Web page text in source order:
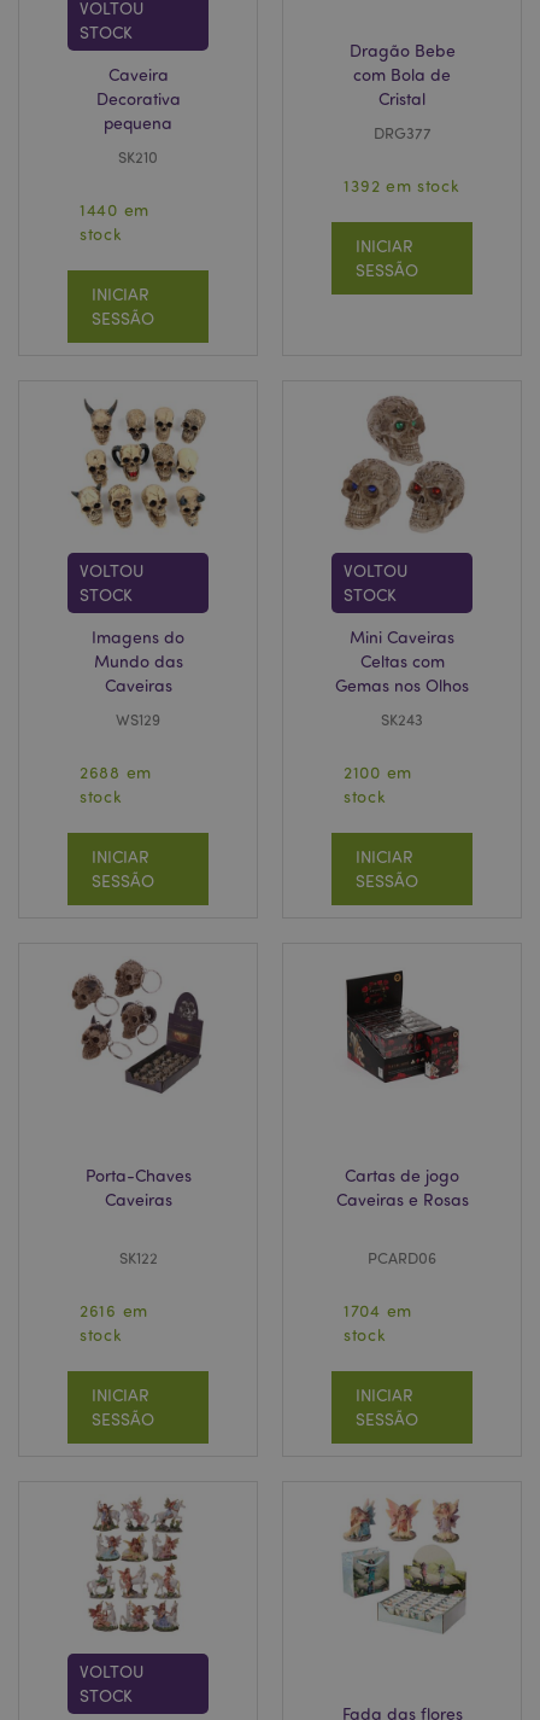
VOLTOU
STOCK
Caveira
Decorativa
pequena
SK210
1440 em
stock
INICIAR
SESSÃO
Dragão Bebe
com Bola de
Cristal
DRG377
1392 em stock
INICIAR
SESSÃO
VOLTOU
STOCK
Imagens do
Mundo das
Caveiras
WS129
2688 em
stock
INICIAR
SESSÃO
VOLTOU
STOCK
Mini Caveiras
Celtas com
Gemas nos Olhos
SK243
2100 em
stock
INICIAR
SESSÃO
Porta-Chaves
Caveiras
SK122
2616 em
stock
INICIAR
SESSÃO
Cartas de jogo
Caveiras e Rosas
PCARD06
1704 em
stock
INICIAR
SESSÃO
VOLTOU
STOCK
Fada das flores